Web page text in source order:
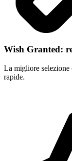
Wish Granted:
La migliore selezione
rapide.